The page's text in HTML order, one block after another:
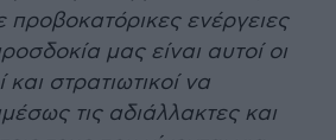
προβοκατόρικες ενέργειες
μας είναι αυτοί οι
και στρατιωτικοί να
τις αδιάλλακτες και